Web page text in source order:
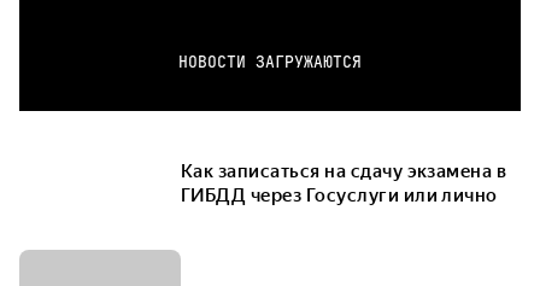
НОВОСТИ ЗАГРУЖАЮТСЯ
Как записаться на сдачу экзамена в
ГИБДД через Госуслуги или лично